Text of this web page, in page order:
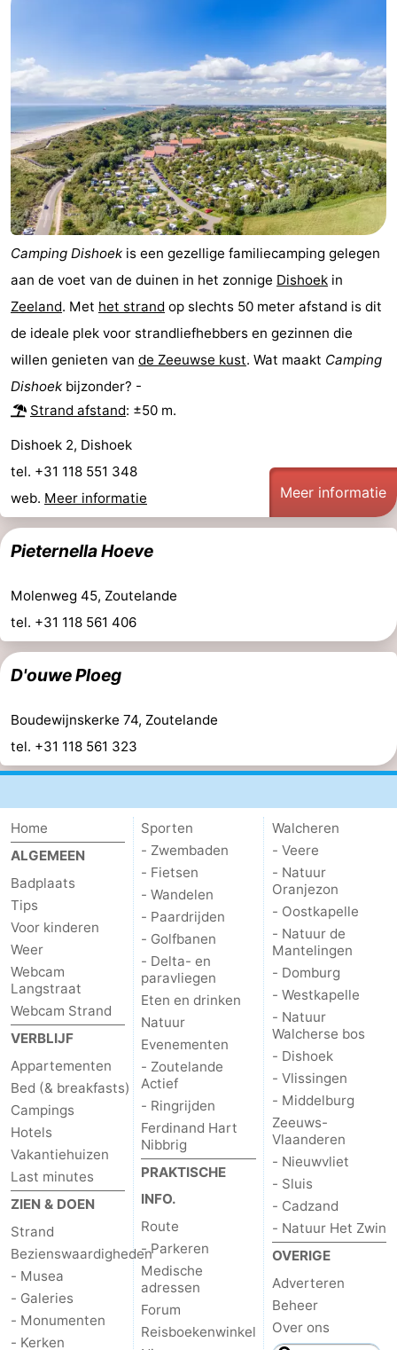
Camping Dishoek is een gezellige familiecamping gelegen
aan de voet van de duinen in het zonnige Dishoek in
Zeeland. Met het strand op slechts 50 meter afstand is dit
de ideale plek voor strandliefhebbers en gezinnen die
willen genieten van de Zeeuwse kust. Wat maakt Camping
Dishoek bijzonder? -
Strand afstand: ±50 m.
Dishoek 2, Dishoek
tel. +31 118 551 348
web. Meer informatie Meer informatie
Pieternella Hoeve
Molenweg 45, Zoutelande
tel. +31 118 561 406
D'ouwe Ploeg
Boudewijnskerke 74, Zoutelande
tel. +31 118 561 323
Home
ALGEMEEN
Badplaats
Tips
Voor kinderen
Weer
Webcam
Langstraat
Webcam Strand
VERBLIJF
Appartementen
Bed (& breakfasts)
Campings
Hotels
Vakantiehuizen
Last minutes
ZIEN & DOEN
Strand
Bezienswaardigheden
- Musea
- Galeries
- Monumenten
- Kerken
Sporten
- Zwembaden
- Fietsen
- Wandelen
- Paardrijden
- Golfbanen
- Delta- en
paravliegen
Eten en drinken
Natuur
Evenementen
- Zoutelande
Actief
- Ringrijden
Ferdinand Hart
Nibbrig
PRAKTISCHE
INFO.
Route
- Parkeren
Medische
adressen
Forum
Reisboekenwinkel
Walcheren
- Veere
- Natuur
Oranjezon
- Oostkapelle
- Natuur de
Mantelingen
- Domburg
- Westkapelle
- Natuur
Walcherse bos
- Dishoek
- Vlissingen
- Middelburg
Zeeuws-
Vlaanderen
- Nieuwvliet
- Sluis
- Cadzand
- Natuur Het Zwin
OVERIGE
Adverteren
Beheer
Over ons